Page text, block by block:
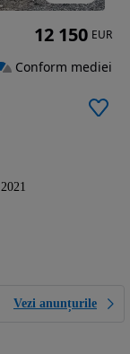
2021
Vezi anunțurile
12 150 EUR
Conform mediei